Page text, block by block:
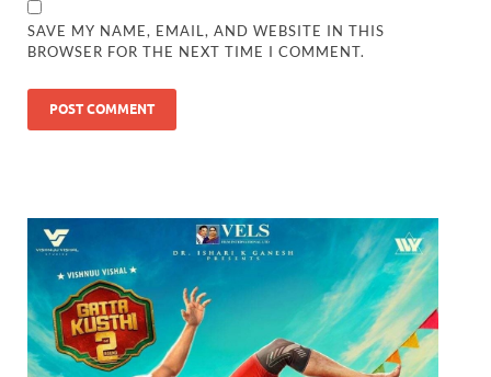
SAVE MY NAME, EMAIL, AND WEBSITE IN THIS
BROWSER FOR THE NEXT TIME I COMMENT.